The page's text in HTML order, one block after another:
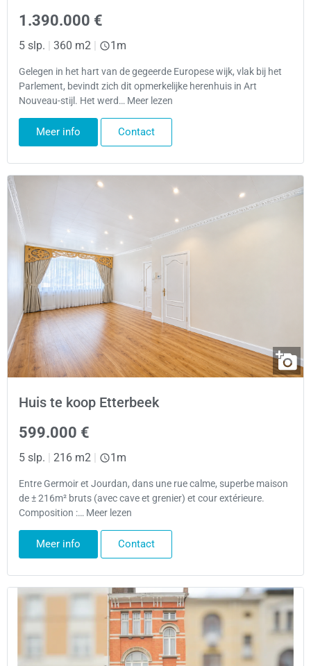
1.390.000 €
5 slp. 360 m2 1m
Gelegen in het hart van de gegeerde Europese wijk, vlak bij het
Parlement, bevindt zich dit opmerkelijke herenhuis in Art
Nouveau-stijl. Het werd… Meer lezen
Meer info Contact
Huis te koop Etterbeek
599.000 €
5 slp. | 216 m2 | 1m
Entre Germoir et Jourdan, dans une rue calme, superbe maison
de ± 216m² bruts (avec cave et grenier) et cour extérieure.
Composition :… Meer lezen
Meer info Contact